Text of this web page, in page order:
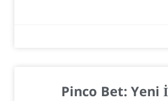
Pinco Bet: Yeni